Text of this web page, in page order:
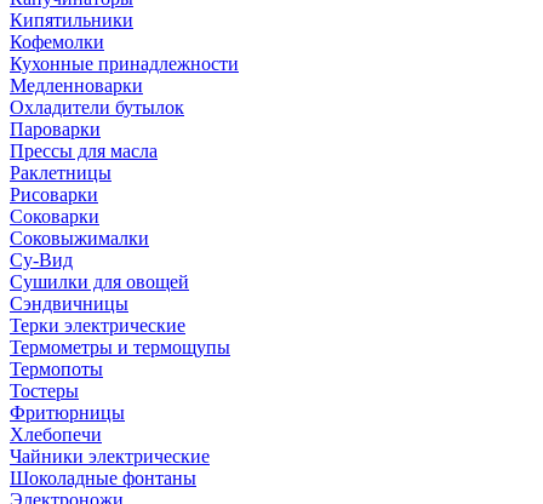
Кипятильники
Кофемолки
Кухонные принадлежности
Медленноварки
Охладители бутылок
Пароварки
Прессы для масла
Раклетницы
Рисоварки
Соковарки
Соковыжималки
Су-Вид
Сушилки для овощей
Сэндвичницы
Терки электрические
Термометры и термощупы
Термопоты
Тостеры
Фритюрницы
Хлебопечи
Чайники электрические
Шоколадные фонтаны
Электроножи